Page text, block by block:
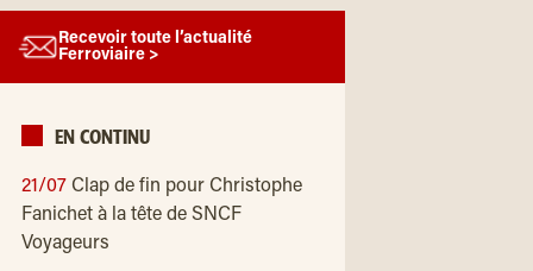
Recevoir toute l’actualité
Ferroviaire >
EN CONTINU
21/07 Clap de fin pour Christophe
Fanichet à la tête de SNCF
Voyageurs